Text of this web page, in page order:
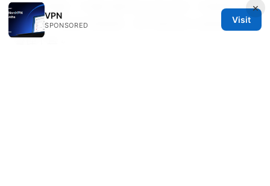
通常不需要，手機內建的設定就足夠。若要更高層
的管理，例如多號管理，則可使用官方或經授權的
管理工具。
×
VPN
SPONSORED
Visit